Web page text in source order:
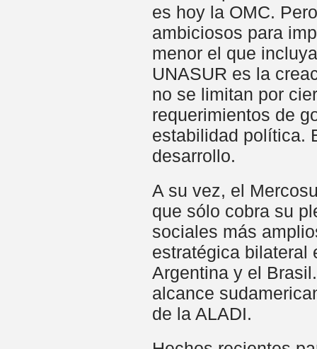
es hoy la OMC.
ambiciosos para
menor el que
UNASUR es la
no se limitan por
requerimientos de
estabilidad política.
desarrollo.
A su vez, el
que sólo cobra su
sociales más
estratégica bilateral
Argentina y el
alcance
de la ALADI.